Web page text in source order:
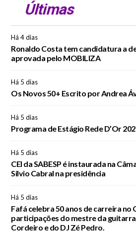
Últimas
Há 4 dias
Ronaldo Costa tem candidatura a
aprovada pelo MOBILIZA
Há 5 dias
Os Novos 50+ Escrito por Andrea
Há 5 dias
Programa de Estágio Rede D’Or
Há 5 dias
CEI da SABESP é instaurada na
Silvio Cabral na presidência
Há 5 dias
Fafá celebra 50 anos de carreira no
participações do mestre da
Cordeiro e do DJ Zé Pedro.